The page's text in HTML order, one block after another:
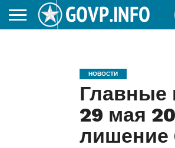
НОВОСТИ
Главные
29 мая
лишение